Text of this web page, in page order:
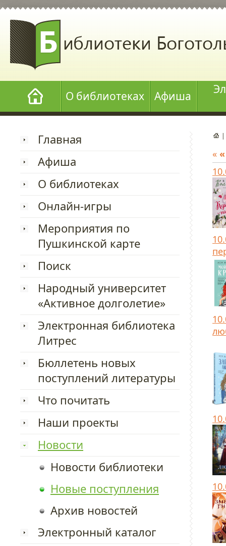
О библиотеках Афиша
Главная
Афиша
О библиотеках
Онлайн-игры
Мероприятия по
Пушкинской карте
Поиск
Народный университет
«Активное долголетие»
Электронная библиотека
Литрес
Бюллетень новых
поступлений литературы
Что почитать
Наши проекты
Новости
Новости библиотеки
Новые поступления
Архив новостей
Электронный каталог
|
«